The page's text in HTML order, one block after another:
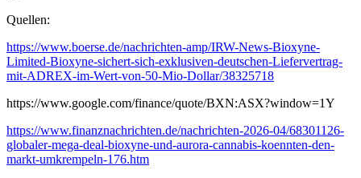
Quellen:
https://www.boerse.de/nachrichten-amp/IRW-News-Bioxyne-
Limited-Bioxyne-sichert-sich-exklusiven-deutschen-Liefervertrag-
mit-ADREX-im-Wert-von-50-Mio-Dollar/38325718
https://www.google.com/finance/quote/BXN:ASX?window=1Y
https://www.finanznachrichten.de/nachrichten-2026-04/68301126-
globaler-mega-deal-bioxyne-und-aurora-cannabis-koennten-den-
markt-umkrempeln-176.htm